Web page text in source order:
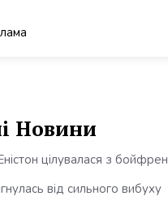
Новини
цілувалася з
від сильного вибуху